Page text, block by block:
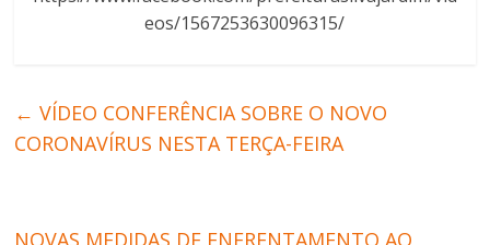
eos/1567253630096315/
← VÍDEO CONFERÊNCIA SOBRE O NOVO
CORONAVÍRUS NESTA TERÇA-FEIRA
NOVAS MEDIDAS DE ENFRENTAMENTO AO